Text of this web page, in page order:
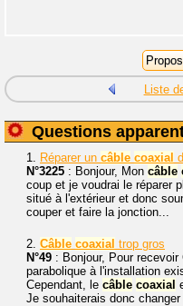
Liste
Questions
1. Réparer un câble coaxial
N°3225 : Bonjour, Mon câble
coup et je voudrai le réparer
situé à l'extérieur et donc
couper et faire la jonction...
2. Câble coaxial trop gros
N°49 : Bonjour, Pour
parabolique à l'installation
Cependant, le câble coaxial
Je souhaiterais donc changer